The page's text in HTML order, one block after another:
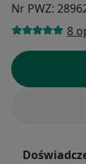
Nr PWZ:
8